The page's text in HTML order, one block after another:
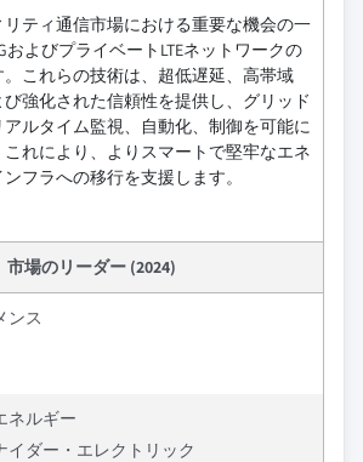
リティ通信市場における重要な機会の一
およびプライベートLTEネットワークの
。これらの技術は、超低遅延、高帯域
強化された信頼性を提供し、グリッド
ルタイム監視、自動化、制御を可能に
これにより、よりスマートで堅牢なエネ
フラへの移行を支援します。
市場のリーダー (2024)
ンス
ネルギー
イダー・エレクトリック